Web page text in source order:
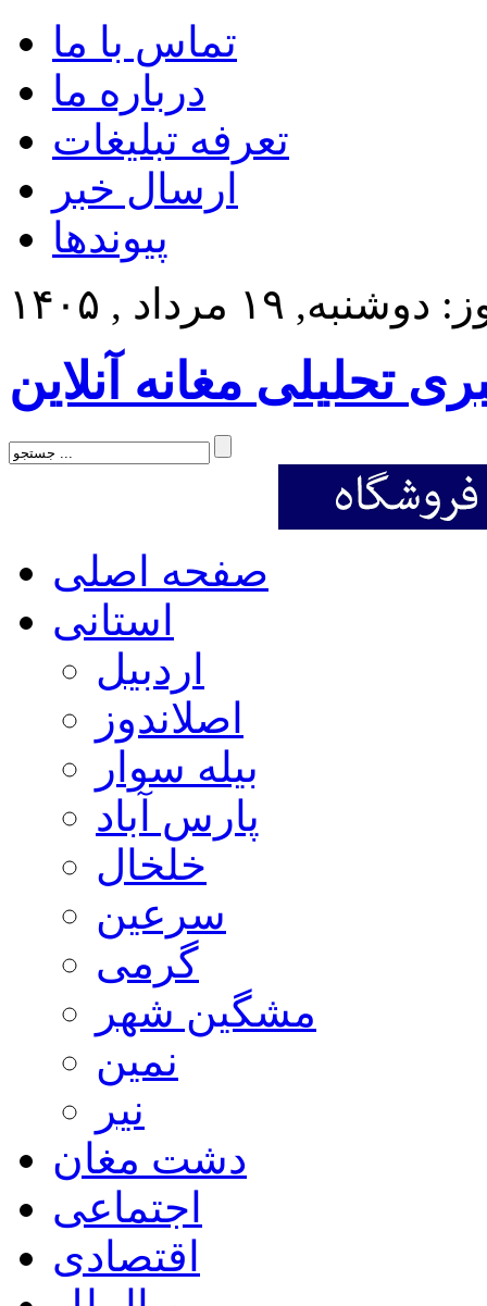
تماس با ما
درباره ما
تعرفه تبلیغات
ارسال خبر
پیوندها
۱۹ مرداد , ۱۴۰۵
تحلیلی مغانه آنلاین
صفحه اصلی
استانی
اردبیل
اصلاندوز
بیله سوار
پارس آباد
خلخال
سرعین
گرمی
مشگین شهر
نمین
نیر
دشت مغان
اجتماعی
اقتصادی